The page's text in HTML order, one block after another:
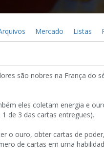
Mercado Listas
são nobres na França do
eles coletam energia e
de 3 das cartas entregues).
o ouro, obter cartas de
de cartas em uma